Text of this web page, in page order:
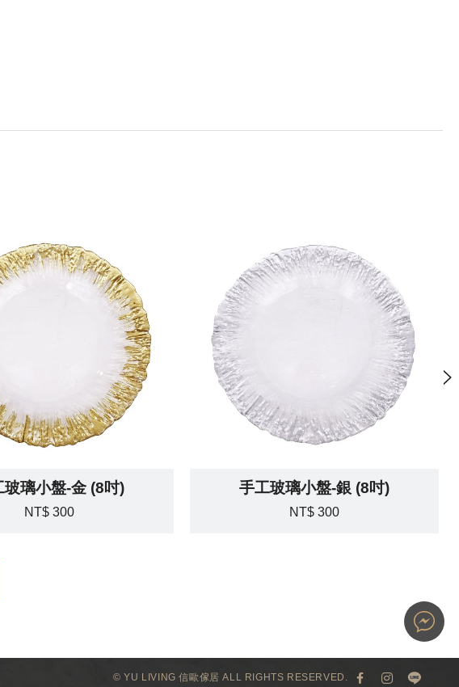
玻璃小盤-金 (8吋)
NT$ 300
手工玻璃小盤-銀 (8吋)
NT$ 300
© YU LIVING 信歐傢居 ALL RIGHTS RESERVED.